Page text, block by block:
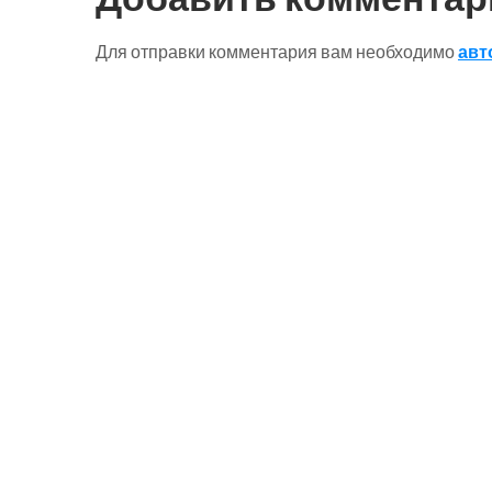
Для отправки комментария вам необходимо